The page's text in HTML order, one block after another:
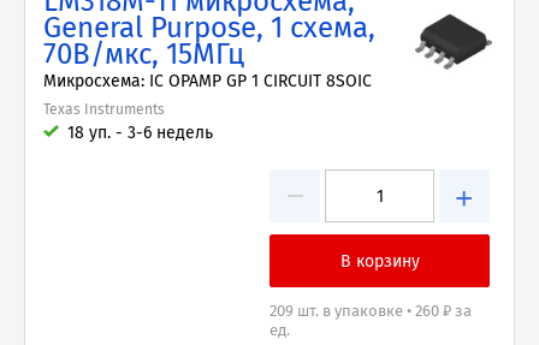
General Purpose, 1 схема,
70В/мкс, 15МГц
Микросхема: IC OPAMP GP 1 CIRCUIT 8SOIC
Texas Instruments
18 уп. - 3-6 недель
− +
209 шт. в упаковке • 260 ₽ за
ед.